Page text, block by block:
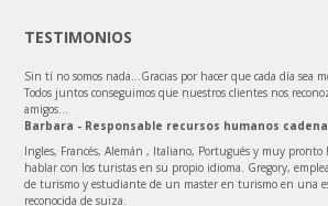
TESTIMONIOS
Sin tí no somos nada…Gracias por hacer que cada día sea
Todos juntos conseguimos que nuestros clientes nos
amigos…
Barbara - Responsable recursos humanos
Ingles, Francés, Alemán , Italiano, Portugués y muy pronto
hablar con los turistas en su propio idioma. Gregory,
de turismo y estudiante de un master en turismo en una
reconocida de suiza.